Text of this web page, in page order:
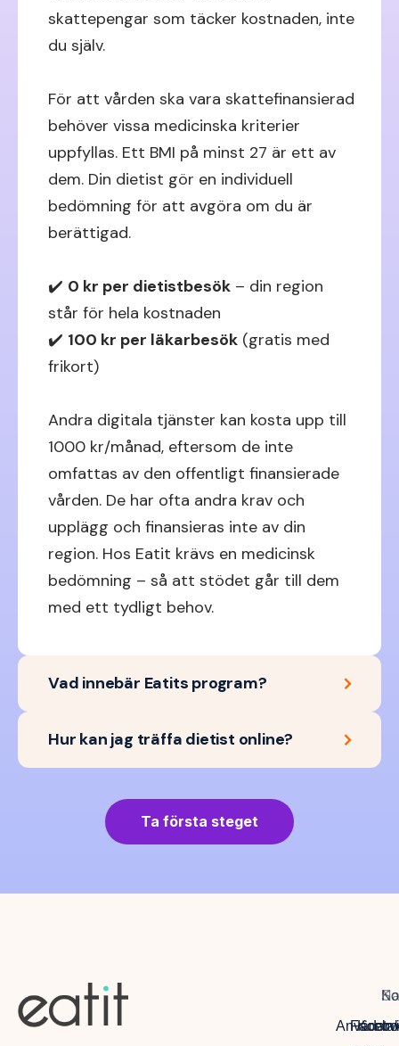
skattepengar som täcker kostnaden, inte
du själv.
För att vården ska vara skattefinansierad
behöver vissa medicinska kriterier
uppfyllas. Ett BMI på minst 27 är ett av
dem. Din dietist gör en individuell
bedömning för att avgöra om du är
berättigad.
✔️ 0 kr per dietistbesök – din region
står för hela kostnaden
✔️ 100 kr per läkarbesök (gratis med
frikort)
Andra digitala tjänster kan kosta upp till
1000 kr/månad, eftersom de inte
omfattas av den offentligt finansierade
vården. De har ofta andra krav och
upplägg och finansieras inte av din
region. Hos Eatit krävs en medicinsk
bedömning – så att stödet går till dem
med ett tydligt behov.
Vad innebär Eatits program?
Hur kan jag träffa dietist online?
Ta första steget